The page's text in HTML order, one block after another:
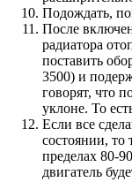
Подождать,
После
радиатора
поставить
3500) и
говорят, что
уклоне. То
Если все
состоянии, то
пределах 80-
двигатель